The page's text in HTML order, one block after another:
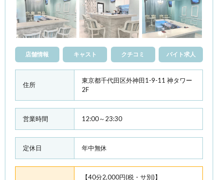
店舗情報 キャスト クチコミ バイト求人
住所
東京都千代田区外神田1-9-11 神タワー
2F
営業時間 12:00～23:30
定休日 年中無休
【40分2,000円(税・サ別)】